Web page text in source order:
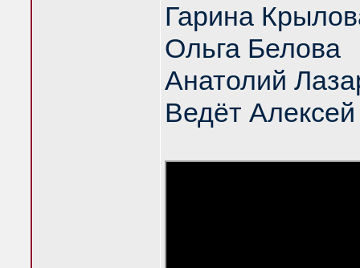
Гарина
Ольга Белова
Анатолий
Ведёт